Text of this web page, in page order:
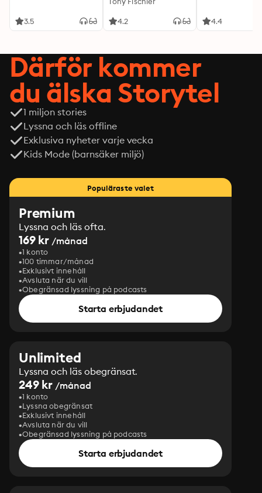
3.5 4.2 4.4
Därför kommer
du älska Storytel
1 miljon stories
Lyssna och läs offline
Exklusiva nyheter varje vecka
Kids Mode (barnsäker miljö)
Populäraste valet
Premium
Lyssna och läs ofta.
169 kr /månad
1 konto
100 timmar/månad
Exklusivt innehåll
Avsluta när du vill
Obegränsad lyssning på podcasts
Starta erbjudandet
Unlimited
Lyssna och läs obegränsat.
249 kr /månad
1 konto
Lyssna obegränsat
Exklusivt innehåll
Avsluta när du vill
Obegränsad lyssning på podcasts
Starta erbjudandet